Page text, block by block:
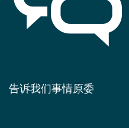
告诉我们事情原委